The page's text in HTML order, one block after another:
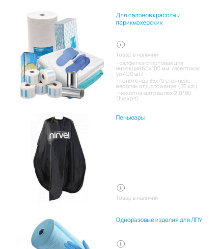
Для салонов красоты и
парикмахерских
Товар в наличии:
салфетка спиртовая для
инъекций 60х100 мм. /асептика/
уп 400 шт/
полотенца 35х70 спанлейс
европак отд.сложение (50 шт.)
чехол на матрац пвх 210*90
(1чехол)
Пеньюары
Товар в наличии
Одноразовые изделия для ЛПУ